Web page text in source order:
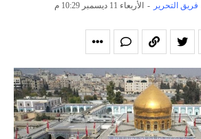
فريق التحرير - الأربعاء 11 ديسمبر 10:29 م